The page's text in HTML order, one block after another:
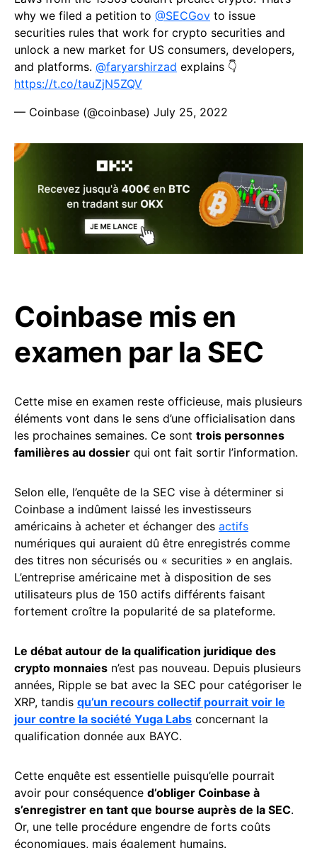
why we filed a petition to @SECGov to issue
securities rules that work for crypto securities and
unlock a new market for US consumers, developers,
and platforms. @faryarshirzad explains 👇
https://t.co/tauZjN5ZQV
— Coinbase (@coinbase) July 25, 2022
Coinbase mis en
examen par la SEC
Cette mise en examen reste officieuse, mais plusieurs
éléments vont dans le sens d’une officialisation dans
les prochaines semaines. Ce sont trois personnes
familières au dossier qui ont fait sortir l’information.
Selon elle, l’enquête de la SEC vise à déterminer si
Coinbase a indûment laissé les investisseurs
américains à acheter et échanger des actifs
numériques qui auraient dû être enregistrés comme
des titres non sécurisés ou « securities » en anglais.
L’entreprise américaine met à disposition de ses
utilisateurs plus de 150 actifs différents faisant
fortement croître la popularité de sa plateforme.
Le débat autour de la qualification juridique des
crypto monnaies n’est pas nouveau. Depuis plusieurs
années, Ripple se bat avec la SEC pour catégoriser le
XRP, tandis qu’un recours collectif pourrait voir le
jour contre la société Yuga Labs concernant la
qualification donnée aux BAYC.
Cette enquête est essentielle puisqu’elle pourrait
avoir pour conséquence d’obliger Coinbase à
s’enregistrer en tant que bourse auprès de la SEC.
Or, une telle procédure engendre de forts coûts
économiques, mais également humains.